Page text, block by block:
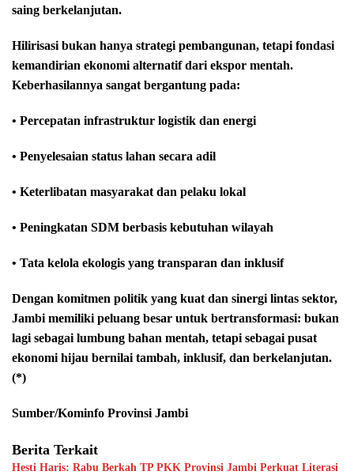
saing berkelanjutan.
Hilirisasi bukan hanya strategi pembangunan, tetapi fondasi
kemandirian ekonomi alternatif dari ekspor mentah.
Keberhasilannya sangat bergantung pada:
• Percepatan infrastruktur logistik dan energi
• Penyelesaian status lahan secara adil
• Keterlibatan masyarakat dan pelaku lokal
• Peningkatan SDM berbasis kebutuhan wilayah
• Tata kelola ekologis yang transparan dan inklusif
Dengan komitmen politik yang kuat dan sinergi lintas sektor,
Jambi memiliki peluang besar untuk bertransformasi: bukan
lagi sebagai lumbung bahan mentah, tetapi sebagai pusat
ekonomi hijau bernilai tambah, inklusif, dan berkelanjutan.
(*)
Sumber/Kominfo Provinsi Jambi
Berita Terkait
Hesti Haris: Rabu Berkah TP PKK Provinsi Jambi Perkuat Literasi